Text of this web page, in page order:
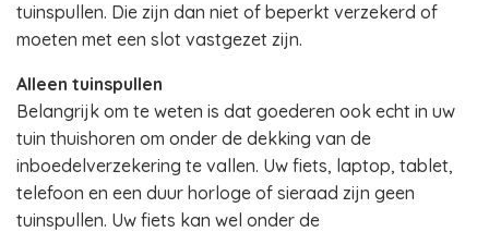
tuinspullen. Die zijn dan niet of beperkt verzekerd of
moeten met een slot vastgezet zijn.
Alleen tuinspullen
Belangrijk om te weten is dat goederen ook echt in uw
tuin thuishoren om onder de dekking van de
inboedelverzekering te vallen. Uw fiets, laptop, tablet,
telefoon en een duur horloge of sieraad zijn geen
tuinspullen. Uw fiets kan wel onder de